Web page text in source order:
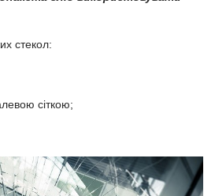
стекол:
сіткою;